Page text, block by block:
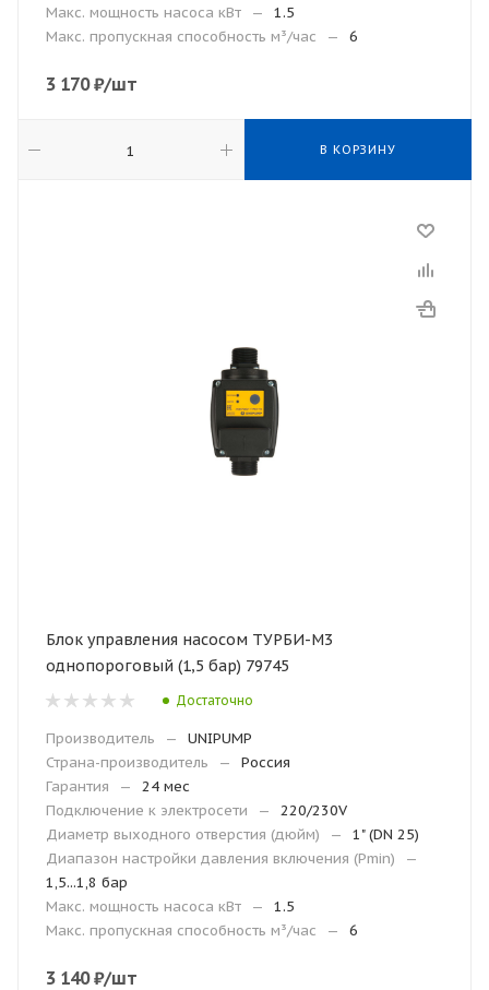
Макс. мощность насоса кВт
—
1.5
Макс. пропускная способность м³/час
— 6
3 170₽/шт
В КОРЗИНУ
Блок управления насосом ТУРБИ-М3
однопороговый (1,5 бар) 79745
Достаточно
Производитель —
UNIPUMP
Страна-производитель
—
Россия
Гарантия
—
24 мес
Подключение к электросети
—
220/230V
Диаметр выходного отверстия (дюйм)
—
1" (DN 25)
Диапазон настройки давления включения (Рmin)
—
1,5...1,8 бар
Макс. мощность насоса кВт
—
1.5
Макс. пропускная способность м³/час
— 6
3 140₽/шт